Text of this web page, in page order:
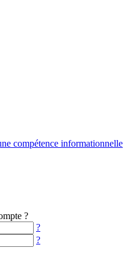
compétence informationnelle
?
?
?